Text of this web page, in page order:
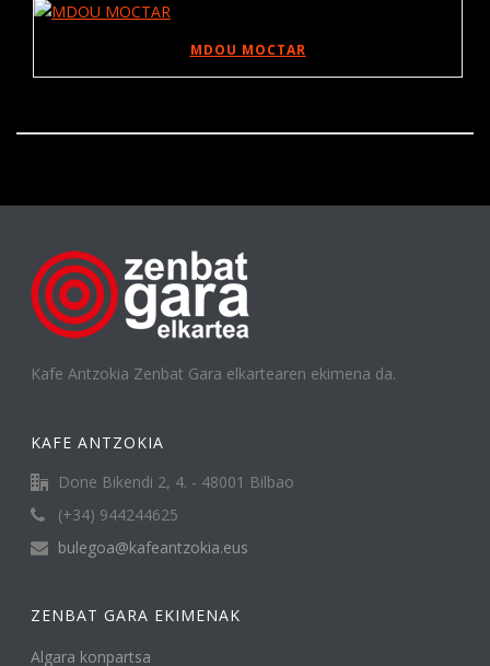
MDOU MOCTAR
Kafe Antzokia Zenbat Gara elkartearen ekimena da.
KAFE ANTZOKIA
Done Bikendi 2, 4. - 48001 Bilbao
(+34) 944244625
bulegoa@kafeantzokia.eus
ZENBAT GARA EKIMENAK
Algara konpartsa